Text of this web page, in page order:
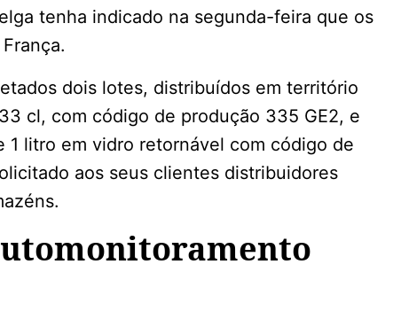
tenha indicado na segunda-feira que os
dois lotes, distribuídos em território
cl, com código de produção 335 GE2, e
1 litro em vidro retornável com código de
aos seus clientes distribuidores